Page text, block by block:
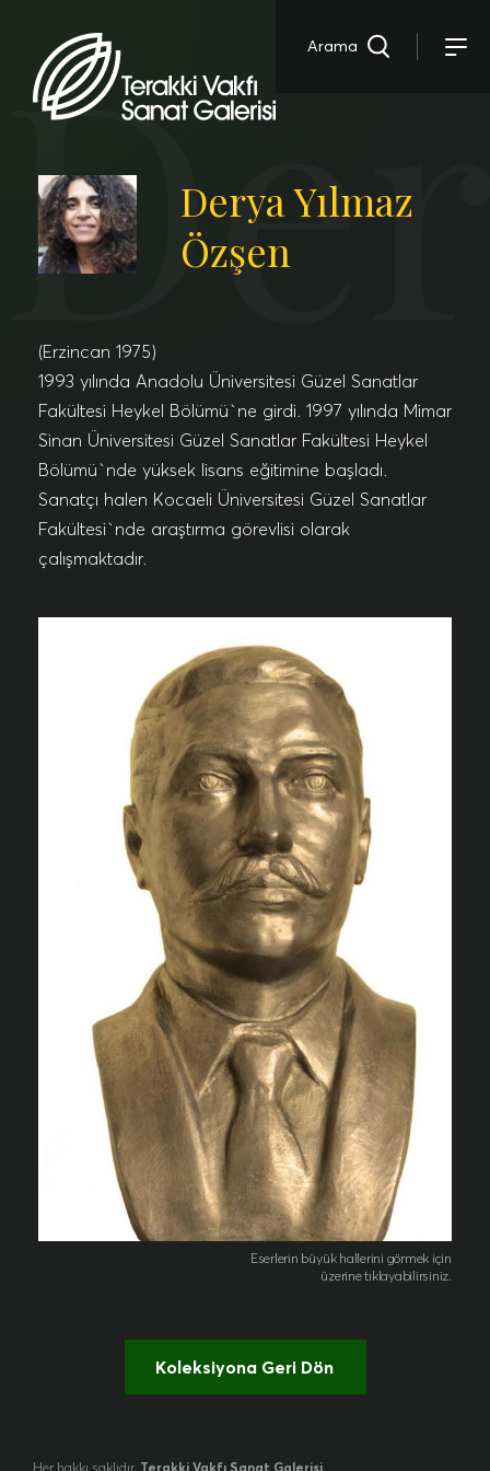
Arama
Derya Yılmaz
Özşen
(Erzincan 1975)
1993 yılında Anadolu Üniversitesi Güzel Sanatlar
Fakültesi Heykel Bölümü`ne girdi. 1997 yılında Mimar
Sinan Üniversitesi Güzel Sanatlar Fakültesi Heykel
Bölümü`nde yüksek lisans eğitimine başladı.
Sanatçı halen Kocaeli Üniversitesi Güzel Sanatlar
Fakültesi`nde araştırma görevlisi olarak
çalışmaktadır.
Eserlerin büyük hallerini görmek için
üzerine tıklayabilirsiniz.
Koleksiyona Geri Dön
Her hakkı saklıdır.